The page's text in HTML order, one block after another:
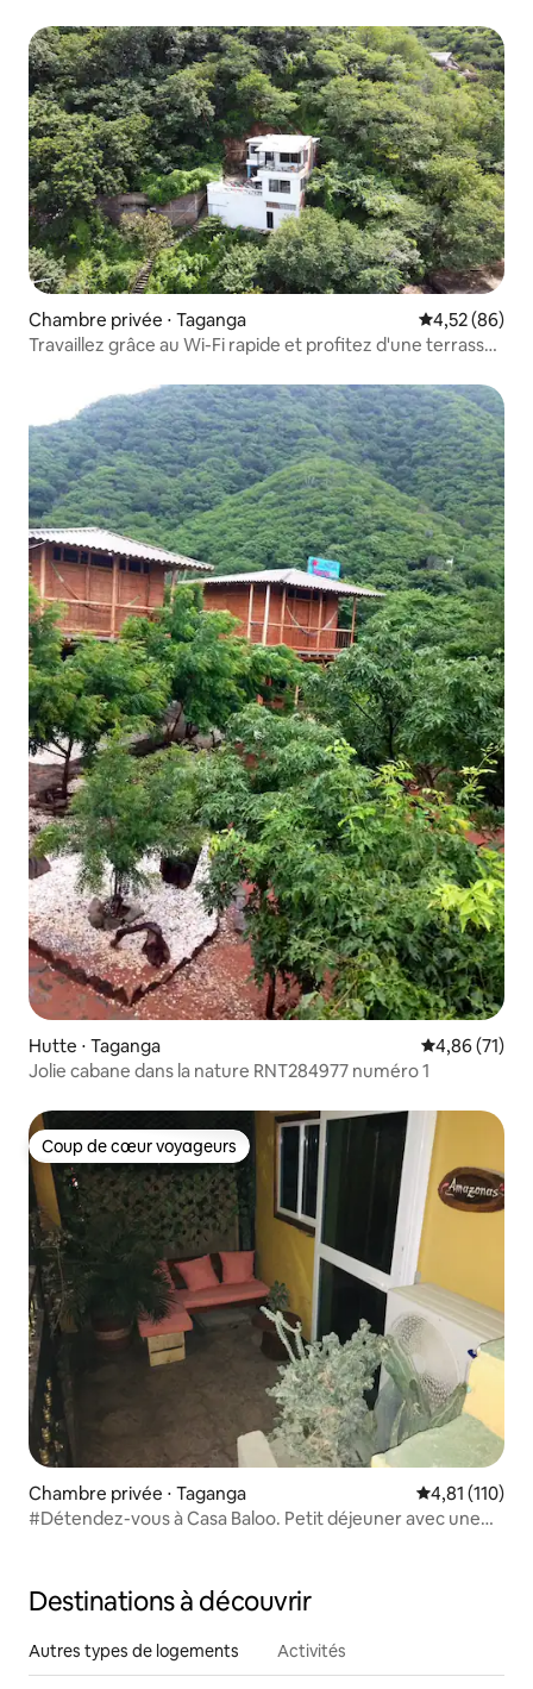
Chambre privée ⋅ Taganga Évaluation
4,52 (86)
Travaillez grâce au Wi-Fi rapide et profitez d'une terrasse
Hutte ⋅ Taganga Évaluation
4,86 (71)
Jolie cabane dans la nature RNT284977 numéro 1
Coup de cœur voyageurs
Coup de cœur voyageurs
Chambre privée ⋅ Taganga Évaluation
4,81 (110)
#Détendez-vous à Casa Baloo. Petit déjeuner avec une
Destinations à découvrir
Autres types de logements Activités